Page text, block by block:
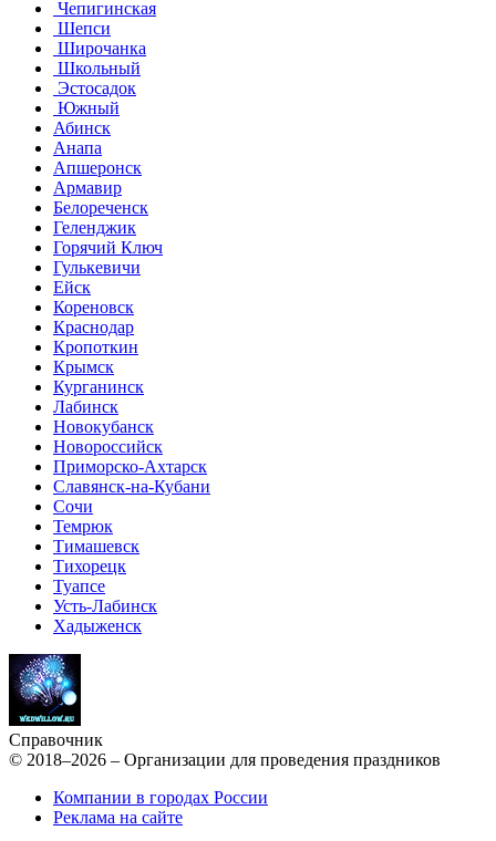
Чепигинская
Шепси
Широчанка
Школьный
Эстосадок
Южный
Абинск
Анапа
Апшеронск
Армавир
Белореченск
Геленджик
Горячий Ключ
Гулькевичи
Ейск
Кореновск
Краснодар
Кропоткин
Крымск
Курганинск
Лабинск
Новокубанск
Новороссийск
Приморско-Ахтарск
Славянск-на-Кубани
Сочи
Темрюк
Тимашевск
Тихорецк
Туапсе
Усть-Лабинск
Хадыженск
Справочник
© 2018–2026 – Организации для проведения праздников
Компании в городах России
Реклама на сайте